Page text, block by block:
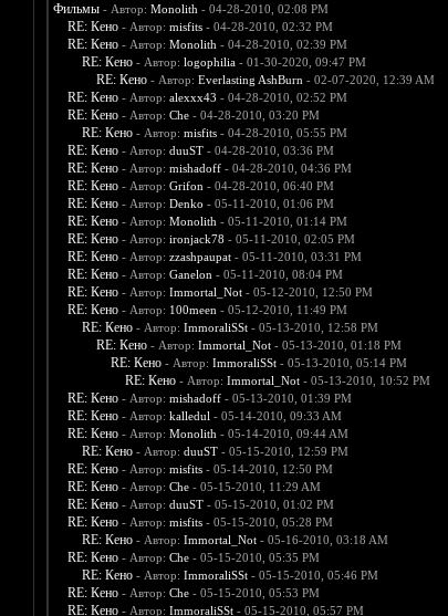
Фильмы - Автор: Monolith - 04-28-2010, 02:08 PM
RE: Кено - Автор: misfits- 04-28-2010, 02:32 PM
RE: Кено - Автор: Monolith - 04-28-2010, 02:39 PM
RE: Кено - Автор: logophilia- 01-30-2020, 09:47 PM
RE: Кено - Автор: Everlasting AshBurn - 02-07-2020, 12:39 AM
RE: Кено - Автор: alexxx43 - 04-28-2010, 02:52 PM
RE: Кено - Автор: Che- 04-28-2010, 03:20 PM
RE: Кено - Автор: misfits- 04-28-2010, 05:55 PM
RE: Кено - Автор: duuST- 04-28-2010, 03:36 PM
RE: Кено - Автор: mishadoff- 04-28-2010, 04:36 PM
RE: Кено - Автор: Grifon - 04-28-2010, 06:40 PM
RE: Кено - Автор: Denko - 05-11-2010, 01:06 PM
RE: Кено - Автор: Monolith - 05-11-2010, 01:14 PM
RE: Кено - Автор: ironjack78 - 05-11-2010, 02:05 PM
RE: Кено - Автор: zzashpaupat- 05-11-2010, 03:31 PM
RE: Кено - Автор: Ganelon - 05-11-2010, 08:04 PM
RE: Кено - Автор: Immortal_Not- 05-12-2010, 12:50 PM
RE: Кено - Автор: 100meen - 05-12-2010, 11:49 PM
RE: Кено - Автор: ImmoraliSSt- 05-13-2010, 12:58 PM
RE: Кено - Автор: Immortal_Not- 05-13-2010, 01:18 PM
RE: Кено - Автор: ImmoraliSSt- 05-13-2010, 05:14 PM
RE: Кено - Автор: Immortal_Not- 05-13-2010, 10:52 PM
RE: Кено - Автор: mishadoff- 05-13-2010, 01:39 PM
RE: Кено - Автор: kalledul - 05-14-2010, 09:33 AM
RE: Кено - Автор: Monolith - 05-14-2010, 09:44 AM
RE: Кено - Автор: duuST- 05-15-2010, 12:59 PM
RE: Кено - Автор: misfits- 05-14-2010, 12:50 PM
RE: Кено - Автор: Che- 05-15-2010, 11:29 AM
RE: Кено - Автор: duuST- 05-15-2010, 01:02 PM
RE: Кено - Автор: misfits- 05-15-2010, 05:28 PM
RE: Кено - Автор: Immortal_Not- 05-16-2010, 03:18 AM
RE: Кено - Автор: Che- 05-15-2010, 05:35 PM
RE: Кено - Автор: ImmoraliSSt- 05-15-2010, 05:46 PM
RE: Кено - Автор: Che- 05-15-2010, 05:53 PM
RE: Кено - Автор: ImmoraliSSt- 05-15-2010, 05:57 PM